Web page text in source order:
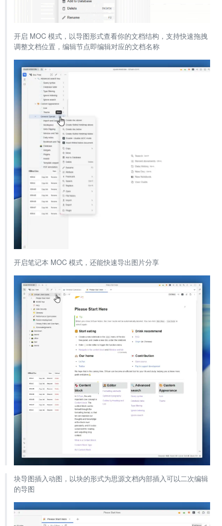
开启 MOC 模式，以导图形式查看你的文档结构，支持快速拖拽
调整文档位置，编辑节点即编辑对应的文档名称
开启笔记本 MOC 模式，还能快速导出图片分享
块导图插入动图，以块的形式为思源文档内部插入可以二次编辑
的导图